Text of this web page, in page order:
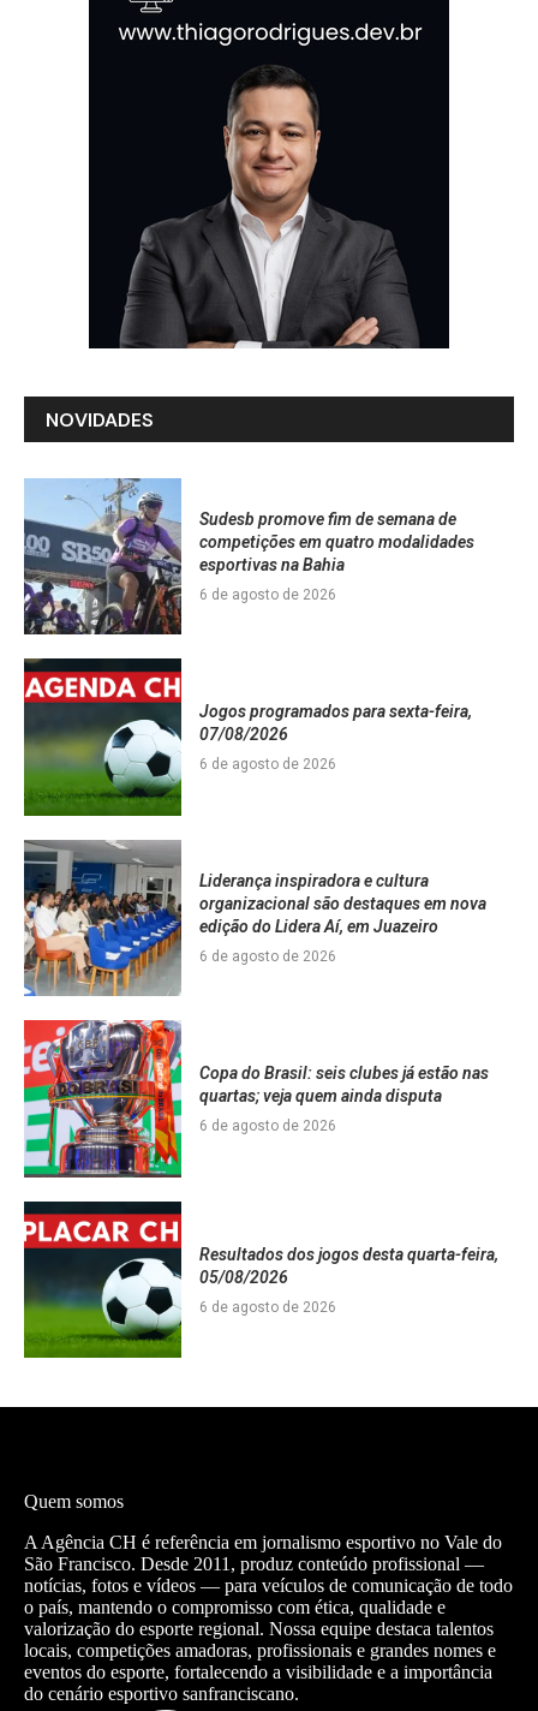
NOVIDADES
Sudesb promove fim de semana de
competições em quatro modalidades
esportivas na Bahia
6 de agosto de 2026
Jogos programados para sexta-feira,
07/08/2026
6 de agosto de 2026
Liderança inspiradora e cultura
organizacional são destaques em nova
edição do Lidera Aí, em Juazeiro
6 de agosto de 2026
Copa do Brasil: seis clubes já estão nas
quartas; veja quem ainda disputa
6 de agosto de 2026
Resultados dos jogos desta quarta-feira,
05/08/2026
6 de agosto de 2026
Quem somos
A Agência CH é referência em jornalismo esportivo no Vale do
São Francisco. Desde 2011, produz conteúdo profissional —
notícias, fotos e vídeos — para veículos de comunicação de todo
o país, mantendo o compromisso com ética, qualidade e
valorização do esporte regional. Nossa equipe destaca talentos
locais, competições amadoras, profissionais e grandes nomes e
eventos do esporte, fortalecendo a visibilidade e a importância
do cenário esportivo sanfranciscano.